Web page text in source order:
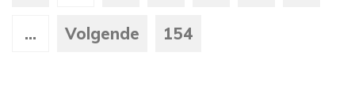
... Volgende 154